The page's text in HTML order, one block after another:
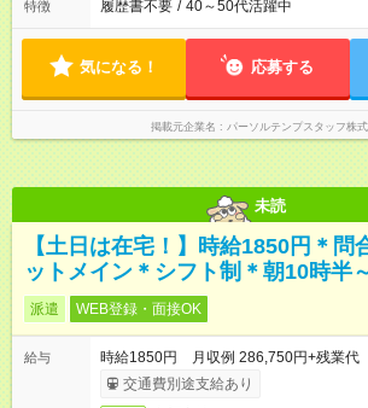
特徴 履歴書不要 / 40～50代活躍中
気になる！ 応募する
掲載元企業名 パーソルテンプスタッフ株
未読
【土日は在宅！】時給1850円＊問
ットメイン＊シフト制＊朝10時半
派遣 WEB登録・面接OK
給与
時給1850円 月収例 286,750円+残業代
交通費別途支給あり